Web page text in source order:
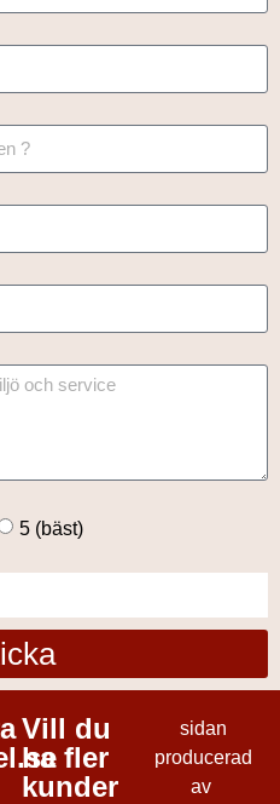
5 (bäst)
Vill du
ha fler
kunder
sidan
producerad
av